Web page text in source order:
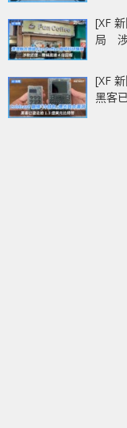
[XF
局 涉
[XF
黑客